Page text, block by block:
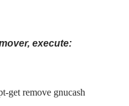
execute:
get remove gnucash